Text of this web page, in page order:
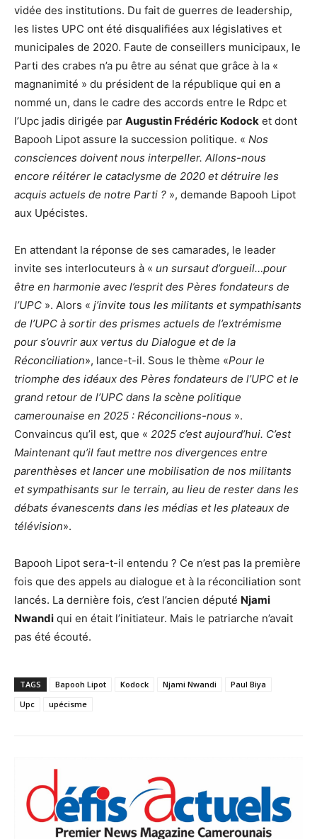
vidée des institutions. Du fait de guerres de leadership,
les listes UPC ont été disqualifiées aux législatives et
municipales de 2020. Faute de conseillers municipaux, le
Parti des crabes n’a pu être au sénat que grâce à la «
magnanimité » du président de la république qui en a
nommé un, dans le cadre des accords entre le Rdpc et
l’Upc jadis dirigée par Augustin Frédéric Kodock et dont
Bapooh Lipot assure la succession politique. « Nos
consciences doivent nous interpeller. Allons-nous
encore réitérer le cataclysme de 2020 et détruire les
acquis actuels de notre Parti ? », demande Bapooh Lipot
aux Upécistes.
En attendant la réponse de ses camarades, le leader
invite ses interlocuteurs à « un sursaut d’orgueil…pour
être en harmonie avec l’esprit des Pères fondateurs de
l’UPC ». Alors « j’invite tous les militants et sympathisants
de l’UPC à sortir des prismes actuels de l’extrémisme
pour s’ouvrir aux vertus du Dialogue et de la
Réconciliation», lance-t-il. Sous le thème «Pour le
triomphe des idéaux des Pères fondateurs de l’UPC et le
grand retour de l’UPC dans la scène politique
camerounaise en 2025 : Réconcilions-nous ».
Convaincus qu’il est, que « 2025 c’est aujourd’hui. C’est
Maintenant qu’il faut mettre nos divergences entre
parenthèses et lancer une mobilisation de nos militants
et sympathisants sur le terrain, au lieu de rester dans les
débats évanescents dans les médias et les plateaux de
télévision».
Bapooh Lipot sera-t-il entendu ? Ce n’est pas la première
fois que des appels au dialogue et à la réconciliation sont
lancés. La dernière fois, c’est l’ancien député Njami
Nwandi qui en était l’initiateur. Mais le patriarche n’avait
pas été écouté.
TAGS Bapooh Lipot Kodock Njami Nwandi
Paul Biya
Upc
upécisme